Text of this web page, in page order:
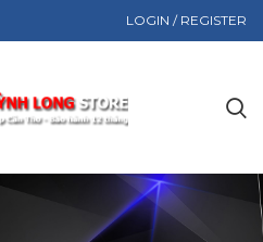
LOGIN / REGISTER